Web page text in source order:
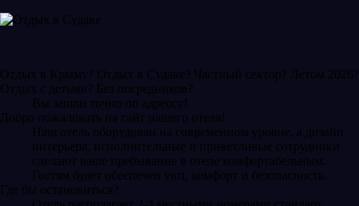
Отдых в Крыму? Отдых в Судаке? Частный сектор? Летом 2026?
Отдых с детьми? Без посредников?
Вы зашли точно по адрессу!
Добро пожаловать на сайт нашего отеля!
Наш отель оборудован на современном уровне, а дизайн
интерьера, исполнительные и приветливые сотрудники
сделают ваше пребывание в отеле комфортабельным.
Гостям будет обеспечен уют, комфорт и безопасность.
Где бы остановиться?